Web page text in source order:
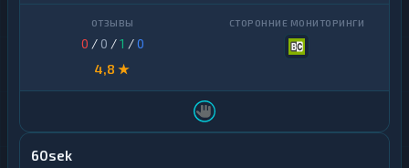
0 / 0 /1 /0
4,8 ★
60sek